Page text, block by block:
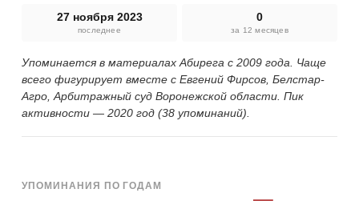
27 ноября 2023
последнее
0
за 12 месяцев
Упоминается в материалах Абирега с 2009 года. Чаще
всего фигурирует вместе с Евгений Фирсов, Белстар-
Агро, Арбитражный суд Воронежской области. Пик
активности — 2020 год (38 упоминаний).
УПОМИНАНИЯ ПО ГОДАМ